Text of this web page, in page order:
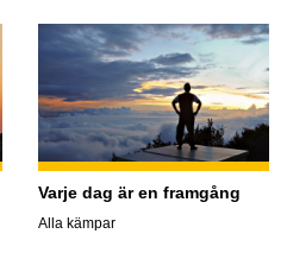
Varje dag är en framgång
Alla kämpar